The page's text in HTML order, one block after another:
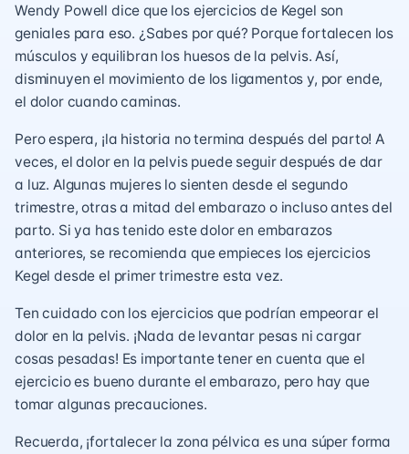
Wendy Powell dice que los ejercicios de Kegel son
geniales para eso. ¿Sabes por qué? Porque fortalecen los
músculos y equilibran los huesos de la pelvis. Así,
disminuyen el movimiento de los ligamentos y, por ende,
el dolor cuando caminas.
Pero espera, ¡la historia no termina después del parto! A
veces, el dolor en la pelvis puede seguir después de dar
a luz. Algunas mujeres lo sienten desde el segundo
trimestre, otras a mitad del embarazo o incluso antes del
parto. Si ya has tenido este dolor en embarazos
anteriores, se recomienda que empieces los ejercicios
Kegel desde el primer trimestre esta vez.
Ten cuidado con los ejercicios que podrían empeorar el
dolor en la pelvis. ¡Nada de levantar pesas ni cargar
cosas pesadas! Es importante tener en cuenta que el
ejercicio es bueno durante el embarazo, pero hay que
tomar algunas precauciones.
Recuerda, ¡fortalecer la zona pélvica es una súper forma